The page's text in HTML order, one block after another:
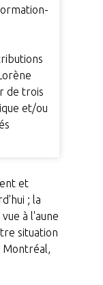
de trois
et/ou
et
; la
à l'aune
situation
Montréal,